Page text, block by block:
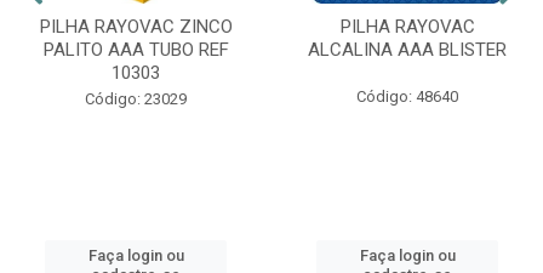
PILHA RAYOVAC ZINCO
PALITO AAA TUBO REF
10303
Código: 23029
Faça login ou
PILHA RAYOVAC
ALCALINA AAA BLISTER
Código: 48640
Faça login ou